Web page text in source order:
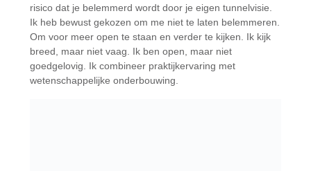
risico dat je belemmerd wordt door je eigen tunnelvisie.
Ik heb bewust gekozen om me niet te laten belemmeren.
Om voor meer open te staan en verder te kijken. Ik kijk
breed, maar niet vaag. Ik ben open, maar niet
goedgelovig. Ik combineer praktijkervaring met
wetenschappelijke onderbouwing.